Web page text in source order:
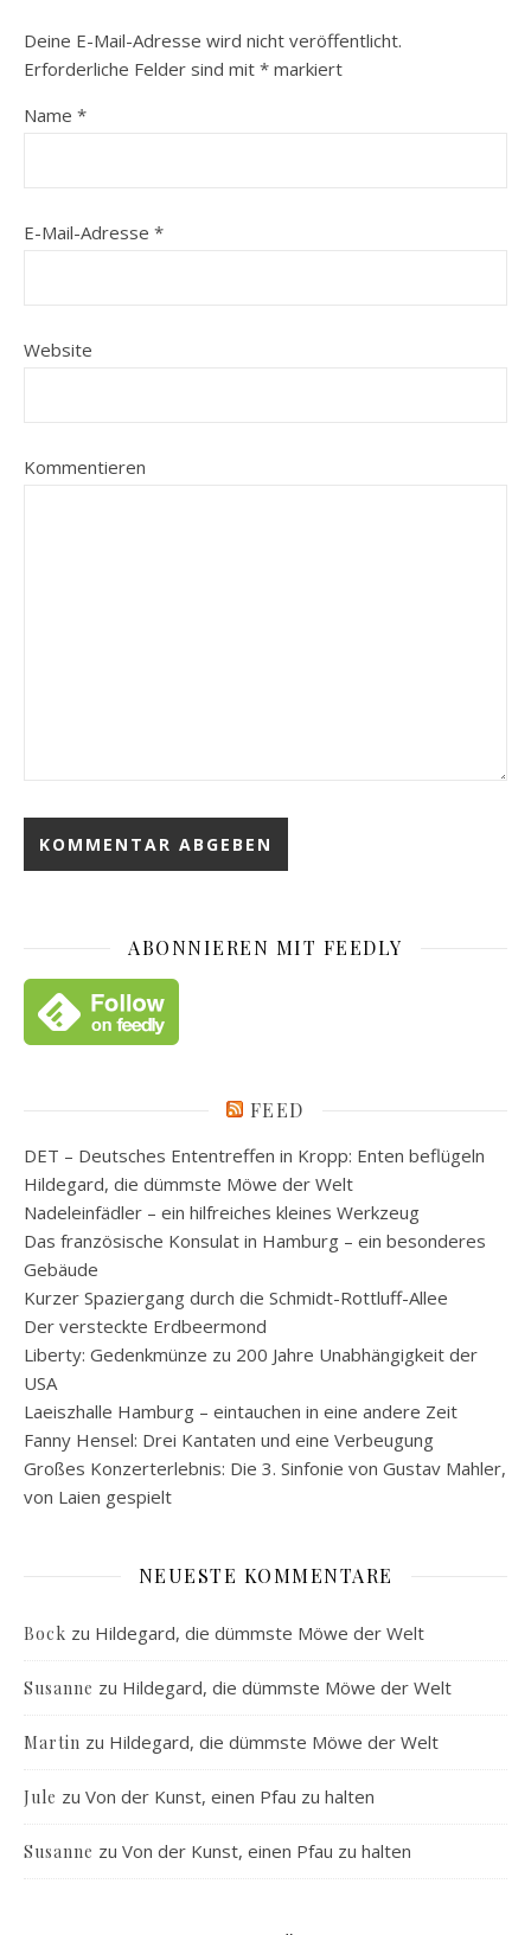
Deine E-Mail-Adresse wird nicht veröffentlicht.
Erforderliche Felder sind mit * markiert
Name *
E-Mail-Adresse *
Website
Kommentieren
ABONNIEREN MIT FEEDLY
FEED
DET – Deutsches Ententreffen in Kropp: Enten beflügeln
Hildegard, die dümmste Möwe der Welt
Nadeleinfädler – ein hilfreiches kleines Werkzeug
Das französische Konsulat in Hamburg – ein besonderes
Gebäude
Kurzer Spaziergang durch die Schmidt-Rottluff-Allee
Der versteckte Erdbeermond
Liberty: Gedenkmünze zu 200 Jahre Unabhängigkeit der
USA
Laeiszhalle Hamburg – eintauchen in eine andere Zeit
Fanny Hensel: Drei Kantaten und eine Verbeugung
Großes Konzerterlebnis: Die 3. Sinfonie von Gustav Mahler,
von Laien gespielt
NEUESTE KOMMENTARE
Bock zu Hildegard, die dümmste Möwe der Welt
Susanne zu Hildegard, die dümmste Möwe der Welt
Martin zu Hildegard, die dümmste Möwe der Welt
Jule zu Von der Kunst, einen Pfau zu halten
Susanne zu Von der Kunst, einen Pfau zu halten